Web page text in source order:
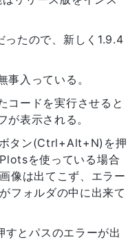
たので、新しく1.9.4
入っている。
ードを実行させると
表示される。
タン(Ctrl+Alt+N)を押
を使っている場合
像は出てこず、エラー
フォルダの中に出来て
とパスのエラーが出